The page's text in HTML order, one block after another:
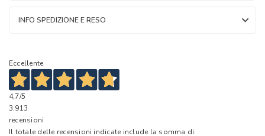
INFO SPEDIZIONE E RESO
Eccellente
4,7/5
3.913
recensioni
Il totale delle recensioni indicate include la somma di: